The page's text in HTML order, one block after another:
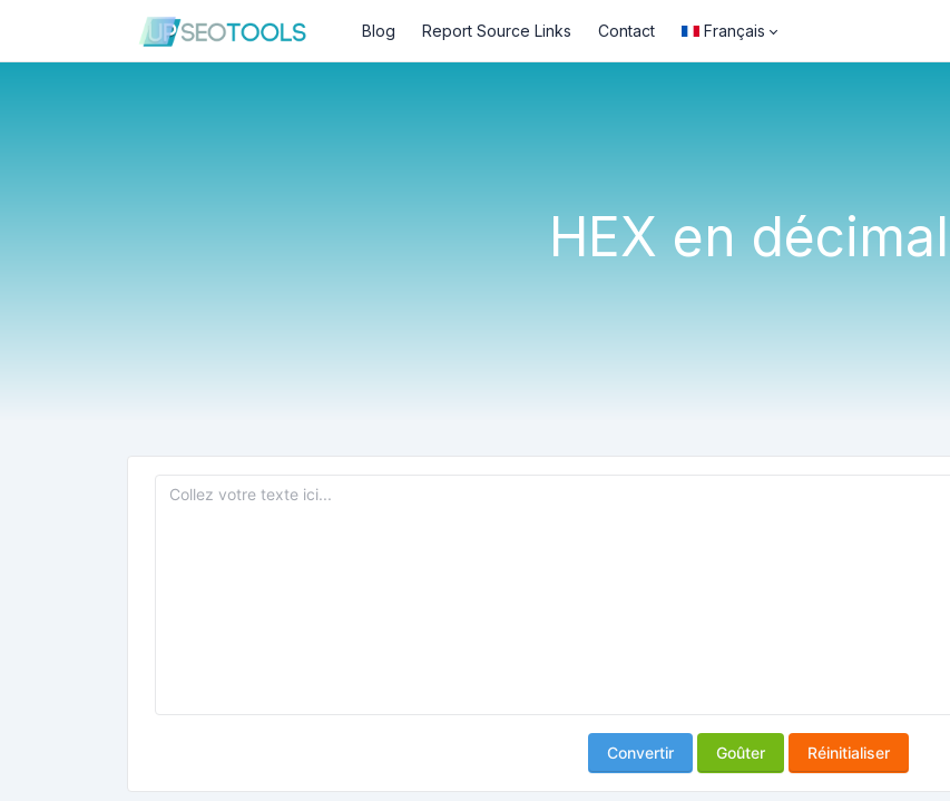
Blog Report Source Links Contact Français
HEX en décimal
Convertir Goûter Réinitialiser